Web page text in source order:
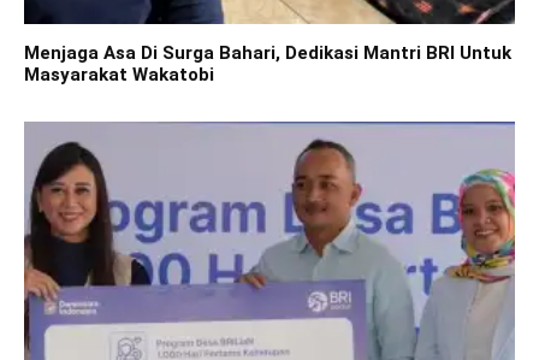
Menjaga Asa Di Surga Bahari, Dedikasi Mantri BRI Untuk
Masyarakat Wakatobi